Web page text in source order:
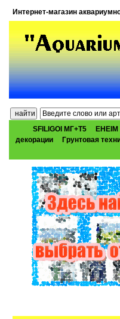
Интернет-магазин
SFILIGOI МГ+Т5 EHEIM
декорации
Грунтовая